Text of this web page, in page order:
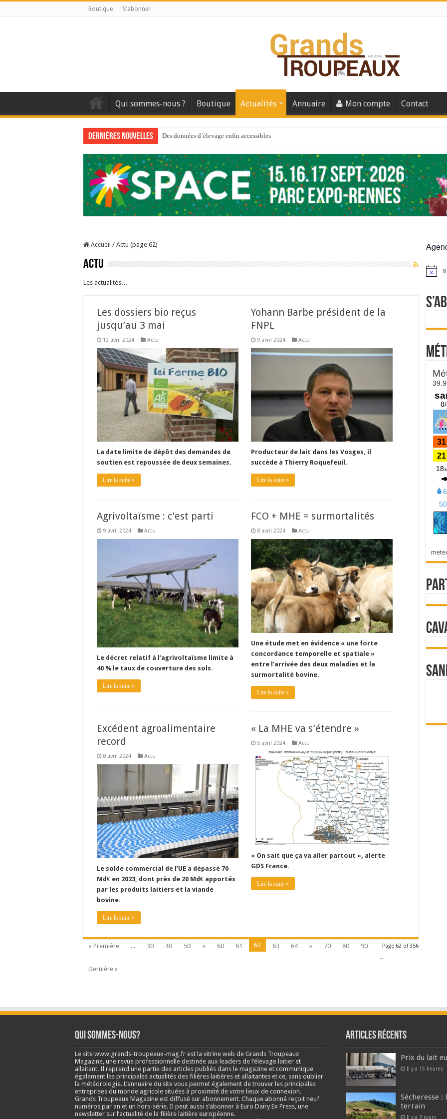
Boutique S’abonner
Qui sommes-nous ? Boutique Actualités Annuaire Mon compte Contact
Dernières nouvelles Des données d’élevage enfin accessibles
Au sommaire du premier numéro de 2025
Au sommaire de GTM 110
Aidez-nous à améliorer la santé de vos veaux !
Au sommaire de GTM 91
À l’est, un nouveau virus
Accueil / Actu (page 62)
Actu
Les actualités…
Les dossiers bio reçus
jusqu’au 3 mai
12 avril 2024 Actu
La date limite de dépôt des demandes de
soutien est repoussée de deux semaines.
Lire la suite »
Yohann Barbe président de la
FNPL
9 avril 2024 Actu
Producteur de lait dans les Vosges, il
succède à Thierry Roquefeuil.
Lire la suite »
Agrivoltaïsme : c’est parti
9 avril 2024 Actu
Le décret relatif à l’agrivoltaïsme limite à
40 % le taux de couverture des sols.
Lire la suite »
FCO + MHE = surmortalités
8 avril 2024 Actu
Une étude met en évidence « une forte
concordance temporelle et spatiale »
entre l’arrivée des deux maladies et la
surmortalité bovine.
Lire la suite »
Excédent agroalimentaire
record
8 avril 2024 Actu
Le solde commercial de l’UE a dépassé 70
Md€ en 2023, dont près de 20 Md€ apportés
par les produits laitiers et la viande
bovine.
Lire la suite »
« La MHE va s’étendre »
5 avril 2024 Actu
« On sait que ça va aller partout », alerte
GDS France.
Lire la suite »
Page 62 of 356
« Première ... 30 40 50 « 60 61 62 63 64 » 70 80
90
...
Dernière »
Notice
Qui sommes-nous?
Le site www.grands-troupeaux-mag.fr est la vitrine web de Grands Troupeaux
Magazine, une revue professionnelle destinée aux leaders de l’élevage laitier et
allaitant. Il reprend une partie des articles publiés dans le magazine et communique
également les principales actualités des filières laitières et allaitantes et ce, sans oublier
la météorologie. L’annuaire du site vous permet également de trouver les principales
entreprises du monde agricole situées à proximité de votre lieux de connexion.
Grands Troupeaux Magazine est diffusé sur abonnement. Chaque abonné reçoit neuf
numéros par an et un hors-série. Il peut aussi s’abonner à Euro Dairy Ex Press, une
newsletter sur l’actualité de la filière laitière européenne.
Articles récents
Prix du lait
Il y a 15 heures
Sécheresse
terrain
Il y a 3 jours